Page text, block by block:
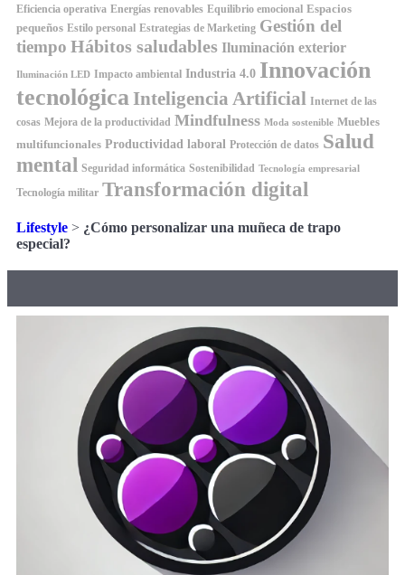
Eficiencia operativa Energías renovables Equilibrio emocional Espacios
pequeños Estilo personal Estrategias de Marketing Gestión del
tiempo Hábitos saludables Iluminación exterior
Iluminación LED Impacto ambiental Industria 4.0 Innovación
tecnológica Inteligencia Artificial Internet de las
cosas Mejora de la productividad Mindfulness Moda sostenible Muebles
multifuncionales Productividad laboral Protección de datos Salud
mental Seguridad informática Sostenibilidad Tecnología empresarial
Tecnología militar Transformación digital
Lifestyle > ¿Cómo personalizar una muñeca de trapo
especial?